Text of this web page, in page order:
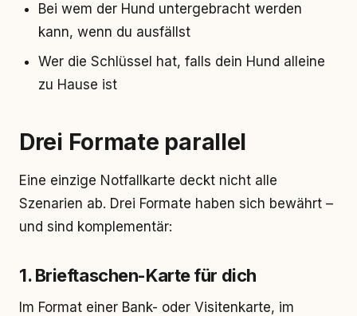
Bei wem der Hund untergebracht werden
kann, wenn du ausfällst
Wer die Schlüssel hat, falls dein Hund alleine
zu Hause ist
Drei Formate parallel
Eine einzige Notfallkarte deckt nicht alle
Szenarien ab. Drei Formate haben sich bewährt –
und sind komplementär:
1. Brieftaschen-Karte für dich
Im Format einer Bank- oder Visitenkarte, im